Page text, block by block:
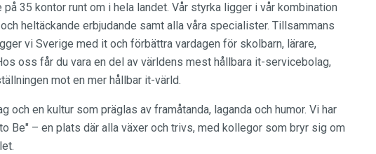
35 kontor runt om i hela landet. Vår styrka ligger i vår kombination
heltäckande erbjudande samt alla våra specialister. Tillsammans
vi Sverige med it och förbättra vardagen för skolbarn, lärare,
oss får du vara en del av världens mest hållbara it-servicebolag,
mot en mer hållbar it-värld.
och en kultur som präglas av framåtanda, laganda och humor. Vi har
Be" – en plats där alla växer och trivs, med kollegor som bryr sig om